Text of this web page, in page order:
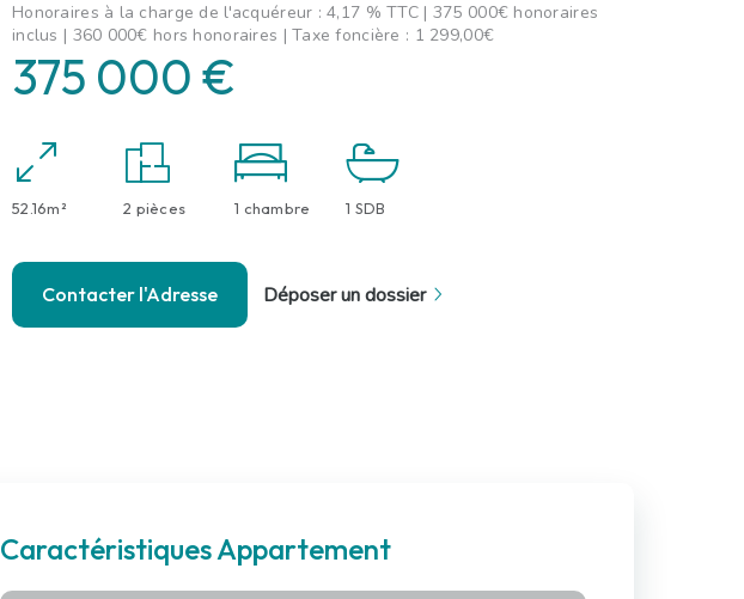
Honoraires à la charge de l'acquéreur : 4,17 % TTC | 375 000€ honoraires
inclus | 360 000€ hors honoraires | Taxe foncière : 1 299,00€
375 000 €
52.16m² 2 pièces 1 chambre 1 SDB
Contacter l'Adresse Déposer un dossier
Caractéristiques Appartement